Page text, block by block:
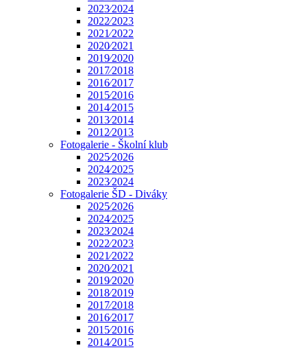
2023⁄2024
2022⁄2023
2021⁄2022
2020⁄2021
2019⁄2020
2017⁄2018
2016⁄2017
2015⁄2016
2014⁄2015
2013⁄2014
2012⁄2013
Fotogalerie - Školní klub
2025⁄2026
2024⁄2025
2023⁄2024
Fotogalerie ŠD - Diváky
2025⁄2026
2024⁄2025
2023⁄2024
2022⁄2023
2021⁄2022
2020⁄2021
2019⁄2020
2018⁄2019
2017⁄2018
2016⁄2017
2015⁄2016
2014⁄2015